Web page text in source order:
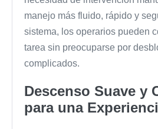
manejo más fluido, rápido y
sistema, los operarios pueden
tarea sin preocuparse por
complicados.
Descenso Suave y
para una